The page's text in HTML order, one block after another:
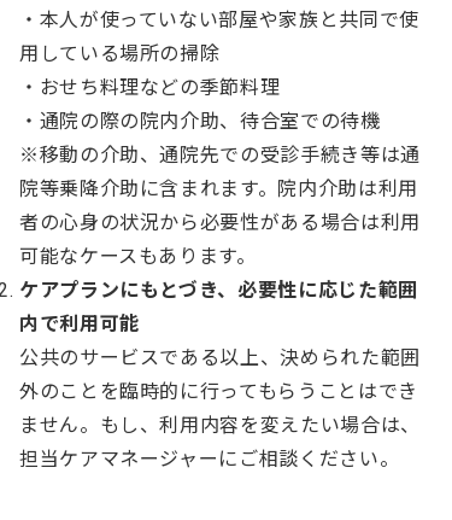
・本人が使っていない部屋や家族と共同で使
用している場所の掃除
・おせち料理などの季節料理
・通院の際の院内介助、待合室での待機
※移動の介助、通院先での受診手続き等は通
院等乗降介助に含まれます。院内介助は利用
者の心身の状況から必要性がある場合は利用
可能なケースもあります。
ケアプランにもとづき、必要性に応じた範囲
内で利用可能
公共のサービスである以上、決められた範囲
外のことを臨時的に行ってもらうことはでき
ません。もし、利用内容を変えたい場合は、
担当ケアマネージャーにご相談ください。